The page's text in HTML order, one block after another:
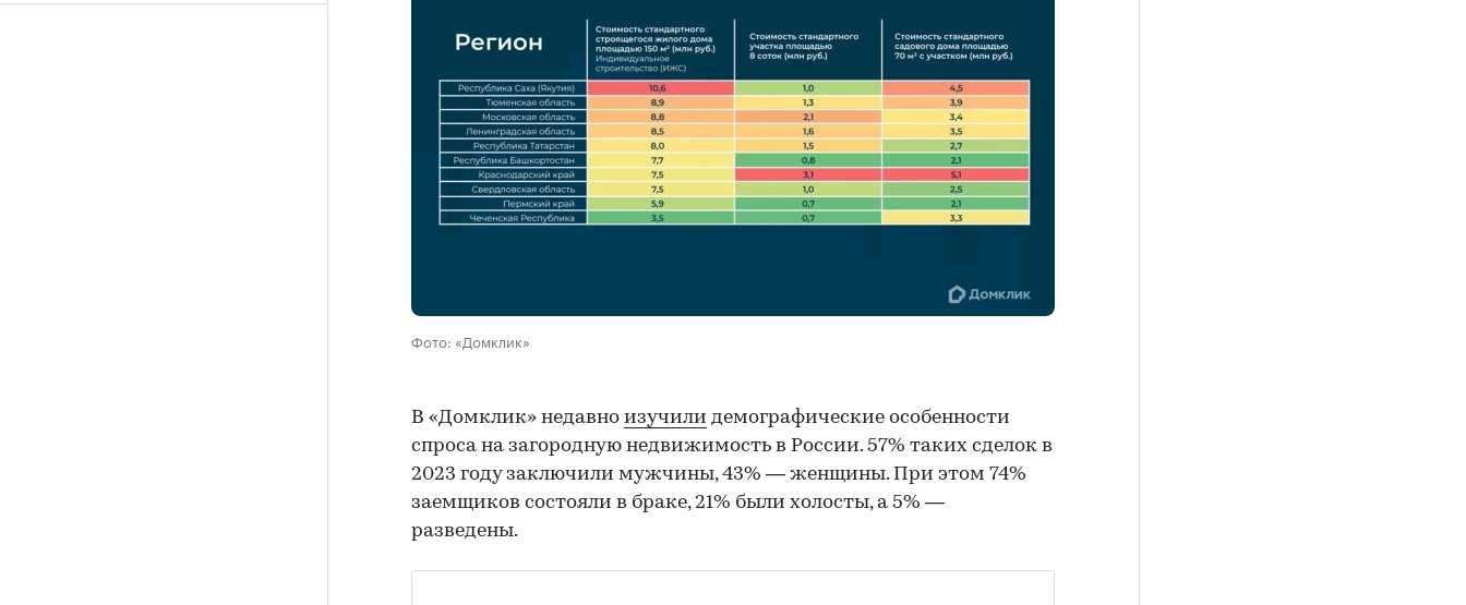
Фото: «Домклик»
В «Домклик» недавно изучили демографические особенности
спроса на загородную недвижимость в России. 57% таких сделок в
2023 году заключили мужчины, 43% — женщины. При этом 74%
заемщиков состояли в браке, 21% были холосты, а 5% —
разведены.